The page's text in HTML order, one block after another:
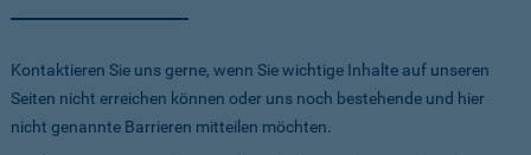
Kontaktieren Sie uns gerne, wenn Sie wichtige Inhalte auf unseren
Seiten nicht erreichen können oder uns noch bestehende und hier
nicht genannte Barrieren mitteilen möchten.